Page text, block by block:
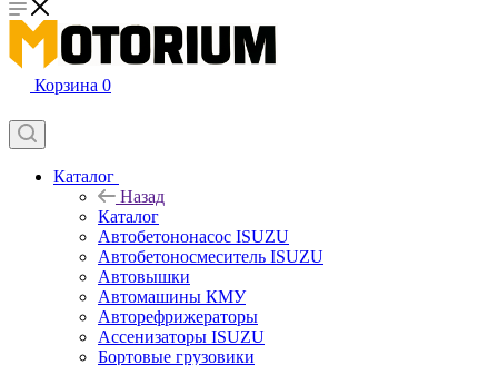
Корзина 0
Каталог
Назад
Каталог
Автобетононасос ISUZU
Автобетоносмеситель ISUZU
Автовышки
Автомашины КМУ
Авторефрижераторы
Ассенизаторы ISUZU
Бортовые грузовики